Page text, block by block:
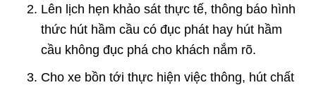
Lên lịch hẹn khảo sát thực tế, thông báo hình
thức hút hầm cầu có đục phát hay hút hầm
cầu không đục phá cho khách nắm rõ.
Cho xe bồn tới thực hiện việc thông, hút chất